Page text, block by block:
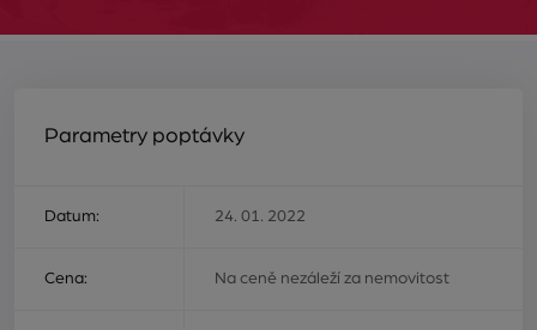
Parametry poptávky
Datum: 24. 01. 2022
Cena: Na ceně nezáleží za nemovitost